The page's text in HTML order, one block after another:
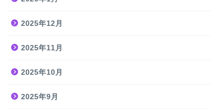
2025年12月
2025年11月
2025年10月
2025年9月